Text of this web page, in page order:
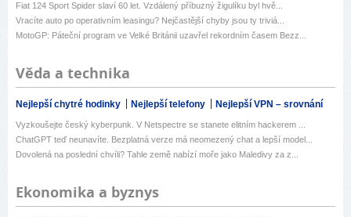
Fiat 124 Sport Spider slaví 60 let. Vzdálený příbuzný žigulíku byl hvě...
Vracíte auto po operativním leasingu? Nejčastější chyby jsou ty triviá...
MotoGP: Páteční program ve Velké Británii uzavřel rekordním časem Bezz...
Věda a technika
Nejlepší chytré hodinky Nejlepší telefony Nejlepší VPN – srovnání
Vyzkoušejte český kyberpunk. V Netspectre se stanete elitním hackerem ...
ChatGPT teď neunavíte. Bezplatná verze má neomezený chat a lepší model...
Dovolená na poslední chvíli? Tahle země nabízí moře jako Maledivy za z...
Ekonomika a byznys